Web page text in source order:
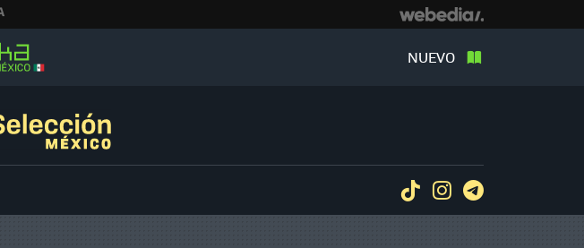
NUEVO
TiktokInstagram